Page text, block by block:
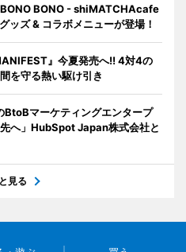
BONO BONO - shiMATCHAcafe
ッズ & コラボメニューが登場！
』今夏発売へ!! 4対4の
を守る熱い駆け引き
BtoBマーケティングエンタープ
へ」HubSpot Japan株式会社と
見る